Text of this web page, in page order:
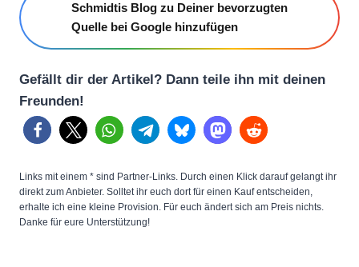
Schmidtis Blog zu Deiner bevorzugten
Quelle bei Google hinzufügen
Gefällt dir der Artikel? Dann teile ihn mit deinen
Freunden!
Links mit einem * sind Partner-Links. Durch einen Klick darauf gelangt ihr
direkt zum Anbieter. Solltet ihr euch dort für einen Kauf entscheiden,
erhalte ich eine kleine Provision. Für euch ändert sich am Preis nichts.
Danke für eure Unterstützung!